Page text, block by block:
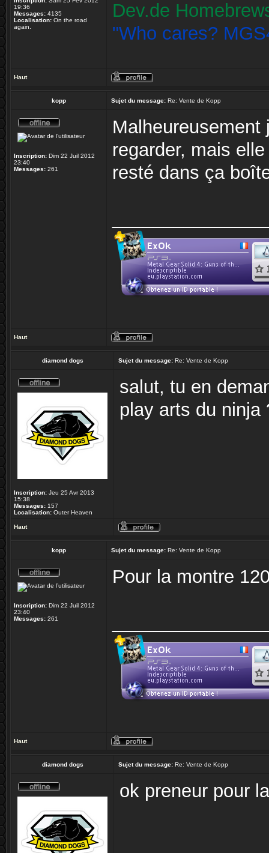
19:36
Messages: 4135
Localisation: On the road
again.
Dev.de
"Who cares?
Haut
kopp Sujet du message: Re: Vente de Kopp
Inscription: Dim 22 Juil 2012
23:40
Messages: 261
regarder, mais
resté dans ça
Haut
diamond dogs Sujet du message: Re: Vente de Kopp
Inscription: Jeu 25 Avr 2013
15:38
Messages: 157
Localisation: Outer Heaven
salut, tu en
play arts du ninja
Haut
kopp Sujet du message: Re: Vente de Kopp
Inscription: Dim 22 Juil 2012
23:40
Messages: 261
Pour la montre
Haut
diamond dogs Sujet du message: Re: Vente de Kopp
ok preneur pour